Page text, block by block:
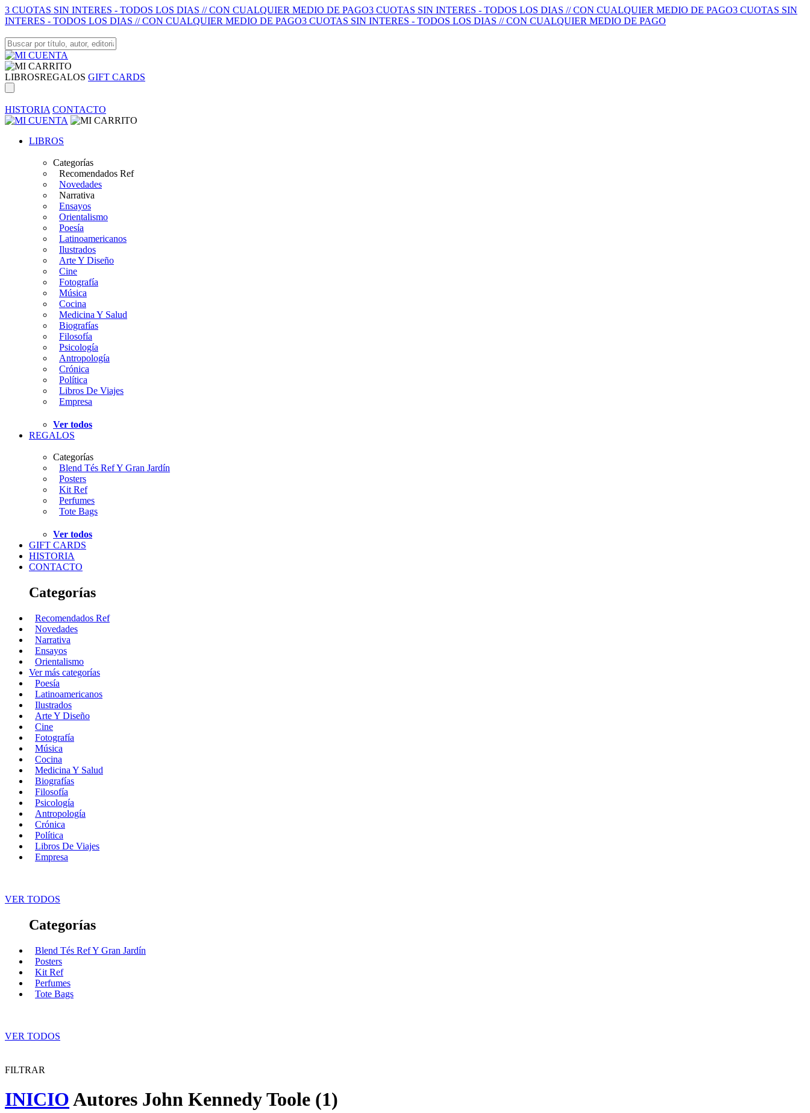
3 CUOTAS SIN INTERES - TODOS LOS DIAS // CON CUALQUIER MEDIO DE PAGO3 CUOTAS SIN INTERES - TODOS LOS DIAS // CON CUALQUIER MEDIO DE PAGO3 CUOTAS SIN
INTERES - TODOS LOS DIAS // CON CUALQUIER MEDIO DE PAGO3 CUOTAS SIN INTERES - TODOS LOS DIAS // CON CUALQUIER MEDIO DE PAGO
LIBROSREGALOS GIFT CARDS
HISTORIA CONTACTO
LIBROS
Categorías
Recomendados Ref
Novedades
Narrativa
Ensayos
Orientalismo
Poesía
Latinoamericanos
Ilustrados
Arte Y Diseño
Cine
Fotografía
Música
Cocina
Medicina Y Salud
Biografías
Filosofía
Psicología
Antropología
Crónica
Política
Libros De Viajes
Empresa
Ver todos
REGALOS
Categorías
Blend Tés Ref Y Gran Jardín
Posters
Kit Ref
Perfumes
Tote Bags
Ver todos
GIFT CARDS
HISTORIA
CONTACTO
Categorías
Recomendados Ref
Novedades
Narrativa
Ensayos
Orientalismo
Ver más categorías
Poesía
Latinoamericanos
Ilustrados
Arte Y Diseño
Cine
Fotografía
Música
Cocina
Medicina Y Salud
Biografías
Filosofía
Psicología
Antropología
Crónica
Política
Libros De Viajes
Empresa
VER TODOS
Categorías
Blend Tés Ref Y Gran Jardín
Posters
Kit Ref
Perfumes
Tote Bags
VER TODOS
FILTRAR
INICIOAutores John Kennedy Toole (1)